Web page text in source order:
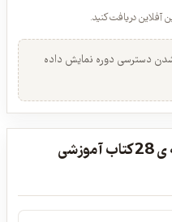
دریافت کنید.